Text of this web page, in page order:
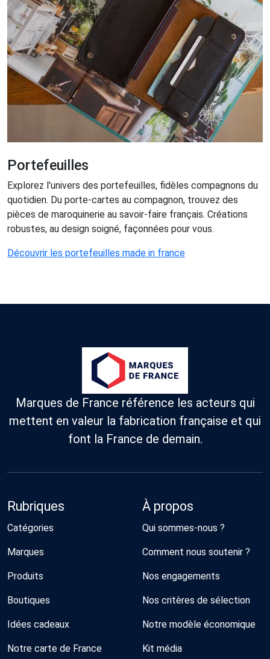
Portefeuilles
Explorez l'univers des portefeuilles, fidèles compagnons du
quotidien. Du porte-cartes au compagnon, trouvez des
pièces de maroquinerie au savoir-faire français. Créations
robustes, au design soigné, façonnées pour vous.
Découvrir les portefeuilles made in france
Marques de France référence les acteurs qui
mettent en valeur la fabrication française et qui
font la France de demain.
Rubriques
Catégories
Marques
Produits
Boutiques
Idées cadeaux
Notre carte de France
À propos
Qui sommes-nous ?
Comment nous soutenir ?
Nos engagements
Nos critères de sélection
Notre modèle économique
Kit média